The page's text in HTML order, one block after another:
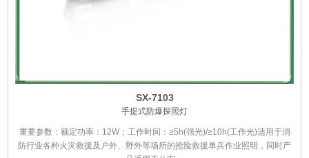
SX-7103
手提式防爆探照灯
重要参数：额定功率：12W；工作时间：≥5h(强光)/≥10h(工作光)适用于消
防行业各种火灾救援及户外、野外等场所的抢险救援单兵作业照明，同时产